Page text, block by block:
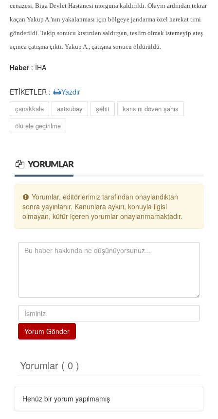
cenazesi, Biga Devlet Hastanesi morguna kaldırıldı. Olayın ardından tekrar
kaçan Yakup A.'nın yakalanması için bölgeye jandarma özel harekat timi
gönderildi. Takip sonucu kıstırılan saldırgan, teslim olmak istemeyip ateş
açınca çatışma çıktı. Yakup A., çatışma sonucu öldürüldü.
Haber: İHA
ETİKETLER : Yazdır
çanakkale astsubay şehit
karısını döven şahıs
ölü ele geçirilme
YORUMLAR
Yorumlar, editörlerimiz tarafından onaylandıktan
sonra yayınlanır. Kanunlara aykırı, konuyla ilgisi
olmayan, küfür içeren yorumlar onaylanmamaktadır.
Yorum Gönder
Yorumlar ( 0 )
Henüz bir yorum yapılmamış